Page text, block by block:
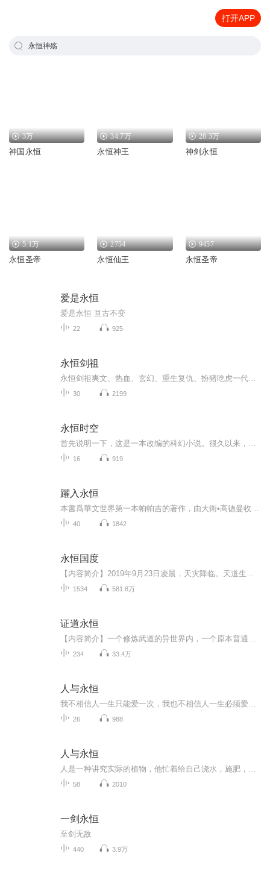
打开APP
永恒神殇
3万
神国永恒
34.7万
永恒神王
28.3万
神剑永恒
5.1万
永恒圣帝
2754
永恒仙王
9457
永恒圣帝
爱是永恒
爱是永恒 亘古不变
22 925
永恒剑祖
30 2199
永恒时空
16 919
躍入永恒
40 1842
永恒国度
1534 581.8万
证道永恒
234 33.4万
人与永恒
26 988
人与永恒
58 2010
一剑永恒
至剑无敌
440 3.9万